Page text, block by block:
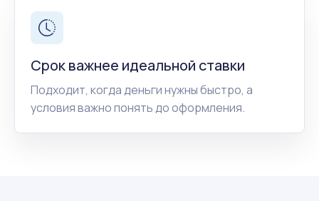
Срок важнее идеальной ставки
Подходит, когда деньги нужны быстро, а
условия важно понять до оформления.